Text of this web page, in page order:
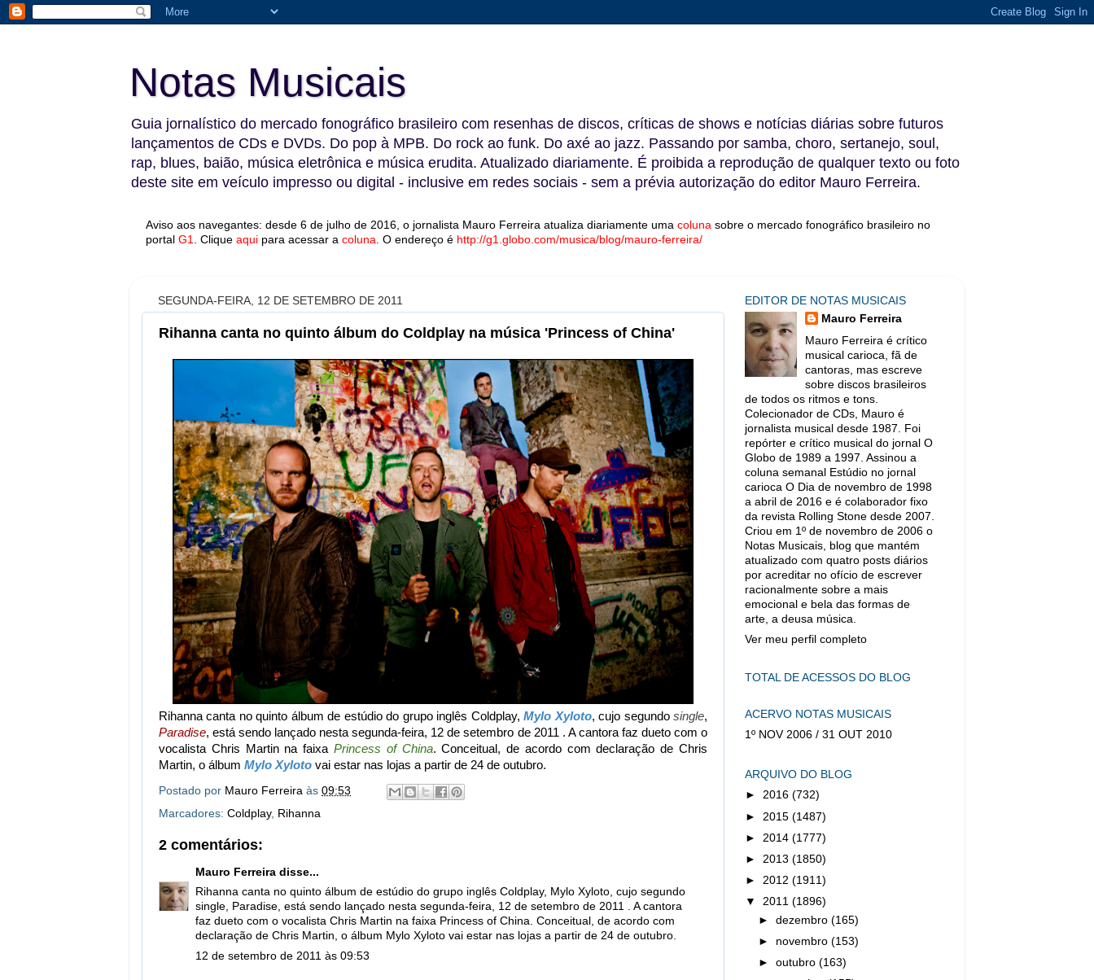
Notas Musicais
Guia jornalístico do mercado fonográfico brasileiro com resenhas de discos, críticas de shows e notícias diárias sobre futuros
lançamentos de CDs e DVDs. Do pop à MPB. Do rock ao funk. Do axé ao jazz. Passando por samba, choro, sertanejo, soul,
rap, blues, baião, música eletrônica e música erudita. Atualizado diariamente. É proibida a reprodução de qualquer texto ou foto
deste site em veículo impresso ou digital - inclusive em redes sociais - sem a prévia autorização do editor Mauro Ferreira.
Aviso aos navegantes: desde 6 de julho de 2016, o jornalista Mauro Ferreira atualiza diariamente uma coluna sobre o mercado fonográfico brasileiro no
portal G1 Clique aqui para acessar a coluna O endereço é http://g1.globo.com/musica/blog/mauro-ferreira/
SEGUNDA-FEIRA, 12 DE SETEMBRO DE 2011
Rihanna canta no quinto álbum do Coldplay na música 'Princess of China'
Rihanna canta no quinto álbum de estúdio do grupo inglês Coldplay,Mylo Xyloto, cujo segundosingle,
Paradise, está sendo lançado nesta segunda-feira, 12 de setembro de 2011 . A cantora faz dueto com o
vocalista Chris Martin na faixa Princess of China. Conceitual, de acordo com declaração de Chris
Martin, o álbum Mylo Xyloto vai estar nas lojas a partir de 24 de outubro.
Postado por Mauro Ferreira às 09:53
Marcadores: Coldplay, Rihanna
2 comentários:
Mauro Ferreira disse...
Rihanna canta no quinto álbum de estúdio do grupo inglês Coldplay, Mylo Xyloto, cujo segundo
single, Paradise, está sendo lançado nesta segunda-feira, 12 de setembro de 2011 . A cantora
faz dueto com o vocalista Chris Martin na faixa Princess of China. Conceitual, de acordo com
declaração de Chris Martin, o álbum Mylo Xyloto vai estar nas lojas a partir de 24 de outubro.
12 de setembro de 2011 às 09:53
EDITOR DE NOTAS MUSICAIS
Mauro Ferreira
Mauro Ferreira é crítico
musical carioca, fã de
cantoras, mas escreve
sobre discos brasileiros
de todos os ritmos e tons.
Colecionador de CDs, Mauro é
jornalista musical desde 1987. Foi
repórter e crítico musical do jornal O
Globo de 1989 a 1997. Assinou a
coluna semanal Estúdio no jornal
carioca O Dia de novembro de 1998
a abril de 2016 e é colaborador fixo
da revista Rolling Stone desde 2007.
Criou em 1º de novembro de 2006 o
Notas Musicais, blog que mantém
atualizado com quatro posts diários
por acreditar no ofício de escrever
racionalmente sobre a mais
emocional e bela das formas de
arte, a deusa música.
Ver meu perfil completo
TOTAL DE ACESSOS DO BLOG
ACERVO NOTAS MUSICAIS
1º NOV 2006 / 31 OUT 2010
ARQUIVO DO BLOG
► 2016 (732)
► 2015 (1487)
► 2014 (1777)
► 2013 (1850)
► 2012 (1911)
▼ 2011 (1896)
►dezembro(165)
► novembro(153)
►outubro(163)